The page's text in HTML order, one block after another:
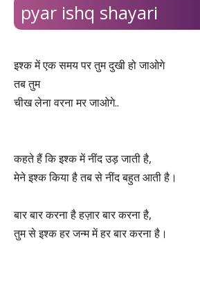
pyar ishq shayari
इश्क में एक समय पर तुम दुखी हो जाओगे
तब तुम
चीख लेना वरना मर जाओगे..
कहते हैं कि इश्क में नींद उड़ जाती है,
मेने इश्क किया है तब से नींद बहुत आती है।
बार बार करना है हज़ार बार करना है,
तुम से इश्क हर जन्म में हर बार करना है।